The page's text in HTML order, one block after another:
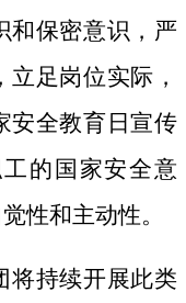
和保密意识，严
足岗位实际，
安全教育日宣传
的国家安全意
性和主动性。
将持续开展此类